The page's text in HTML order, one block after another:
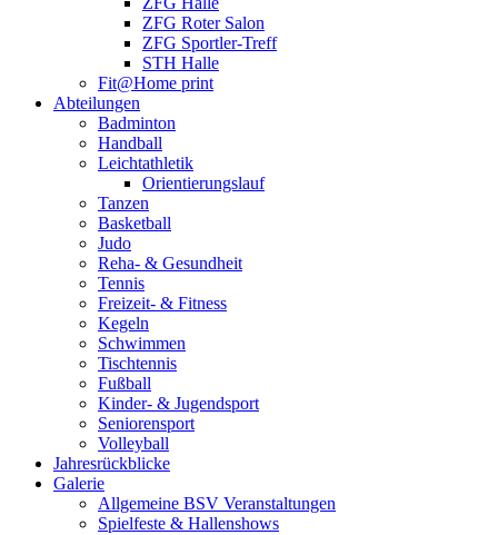
ZFG Roter Salon
ZFG Sportler-Treff
STH Halle
Fit@Home print
Abteilungen
Badminton
Handball
Leichtathletik
Orientierungslauf
Tanzen
Basketball
Judo
Reha- & Gesundheit
Tennis
Freizeit- & Fitness
Kegeln
Schwimmen
Tischtennis
Fußball
Kinder- & Jugendsport
Seniorensport
Volleyball
Jahresrückblicke
Galerie
Allgemeine BSV Veranstaltungen
Spielfeste & Hallenshows